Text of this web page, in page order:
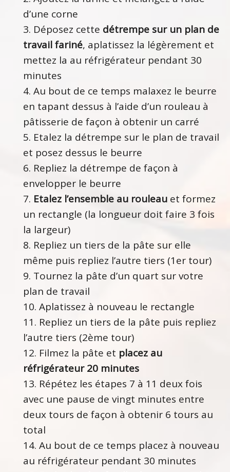
d’une corne
Déposez cette détrempe sur un plan de
travail fariné, aplatissez la légèrement et
mettez la au réfrigérateur pendant 30
minutes
Au bout de ce temps malaxez le beurre
en tapant dessus à l’aide d’un rouleau à
pâtisserie de façon à obtenir un carré
Etalez la détrempe sur le plan de travail
et posez dessus le beurre
Repliez la détrempe de façon à
envelopper le beurre
Etalez l’ensemble au rouleau et formez
un rectangle (la longueur doit faire 3 fois
la largeur)
Repliez un tiers de la pâte sur elle
même puis repliez l’autre tiers (1er tour)
Tournez la pâte d’un quart sur votre
plan de travail
Aplatissez à nouveau le rectangle
Repliez un tiers de la pâte puis repliez
l’autre tiers (2ème tour)
Filmez la pâte et placez au
réfrigérateur 20 minutes
Répétez les étapes 7 à 11 deux fois
avec une pause de vingt minutes entre
deux tours de façon à obtenir 6 tours au
total
Au bout de ce temps placez à nouveau
au réfrigérateur pendant 30 minutes